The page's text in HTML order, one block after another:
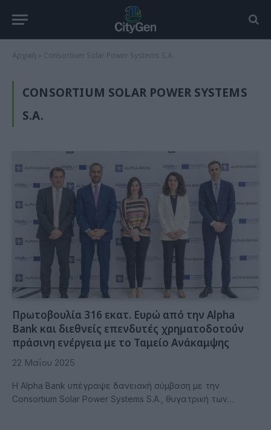
Αρχική Consortium Solar Power Systems S.A.
CONSORTIUM SOLAR POWER SYSTEMS
S.A.
Πρωτοβουλία 316 εκατ. Ευρώ από την Alpha
Bank και διεθνείς επενδυτές χρηματοδοτούν
πράσινη ενέργεια με το Ταμείο Ανάκαμψης
22 Μαΐου 2025
Η Alpha Bank υπέγραψε δανειακή σύμβαση με την
Consortium Solar Power Systems S.A., θυγατρική των…